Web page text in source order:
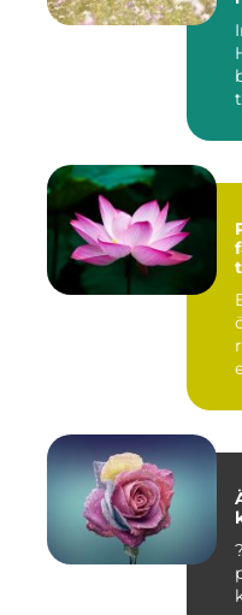
? En översikt över om